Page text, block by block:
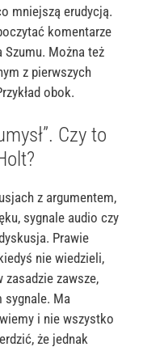
mniejszą erudycją.
komentarze
Szumu. Można też
z pierwszych
obok.
Czy to
z argumentem,
sygnale audio czy
Prawie
nie wiedzieli,
zawsze,
sygnale. Ma
i nie wszystko
że jednak